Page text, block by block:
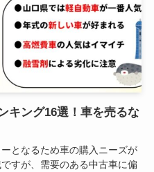
キング16選！車を売るな
となるため車の購入ニーズが
すが、需要のある中古車に偏